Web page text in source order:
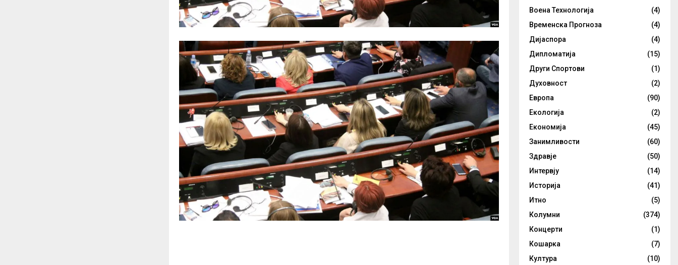
Воена Технологија
(4)
Временска Прогноза
(4)
Дијаспора
(4)
Дипломатија
(15)
Други Спортови
(1)
Духовност
(2)
Европа
(90)
Екологија
(2)
Економија
(45)
Занимливости
(60)
Здравје
(50)
Интервју
(14)
Историја
(41)
Итно
(5)
Колумни
(374)
Концерти
(1)
Кошарка
(7)
Култура
(10)